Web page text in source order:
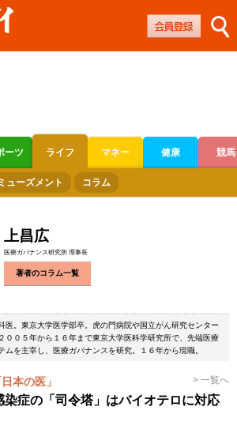
ーツ ライフ マネー 健康 競馬
オートレース
ューズメント コラム
上昌広
医療ガバナンス研究所 理事長
著者のコラム一覧
医。東京大学医学部卒。虎の門病院や国立がん研究センター
００５年から１６年まで東京大学医科学研究所で、先端医療
ムを主宰し、医療ガバナンスを研究。１６年から現職。
本の医」 > 一覧へ
染症の「司令塔」はバイオテロに対応